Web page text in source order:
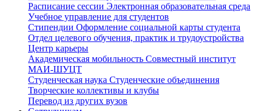
Расписание сессии Электронная образовательная среда
Учебное управление для студентов
Стипендии Оформление социальной карты студента
Отдел целевого обучения, практик и трудоустройства
Центр карьеры
Академическая мобильность Совместный институт
МАИ-ШУЦТ
Студенческая наука Студенческие объединения
Творческие коллективы и клубы
Перевод из других вузов